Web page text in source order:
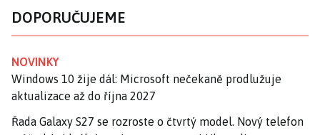
DOPORUČUJEME
NOVINKY
Windows 10 žije dál: Microsoft nečekaně prodlužuje
aktualizace až do října 2027
Řada Galaxy S27 se rozroste o čtvrtý model. Nový telefon